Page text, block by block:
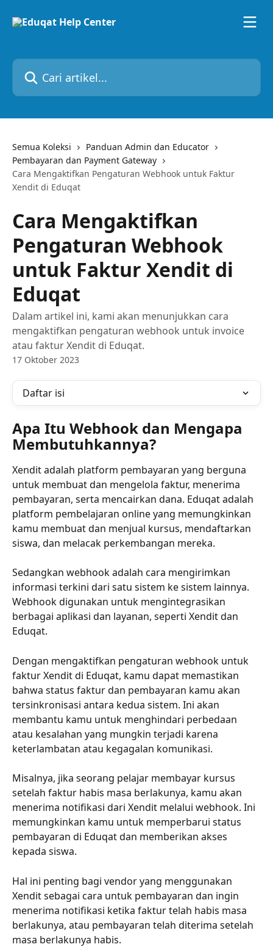
Cari artikel...
Semua Koleksi
Panduan Admin dan Educator
Pembayaran dan Payment Gateway
Cara Mengaktifkan Pengaturan Webhook untuk Faktur
Xendit di Eduqat
Cara Mengaktifkan
Pengaturan Webhook
untuk Faktur Xendit di
Eduqat
Dalam artikel ini, kami akan menunjukkan cara
mengaktifkan pengaturan webhook untuk invoice
atau faktur Xendit di Eduqat.
17 Oktober 2023
Daftar isi
Apa Itu Webhook dan Mengapa
Membutuhkannya?
Xendit adalah platform pembayaran yang berguna
untuk membuat dan mengelola faktur, menerima
pembayaran, serta mencairkan dana. Eduqat adalah
platform pembelajaran online yang memungkinkan
kamu membuat dan menjual kursus, mendaftarkan
siswa, dan melacak perkembangan mereka.
Sedangkan webhook adalah cara mengirimkan
informasi terkini dari satu sistem ke sistem lainnya.
Webhook digunakan untuk mengintegrasikan
berbagai aplikasi dan layanan, seperti Xendit dan
Eduqat.
Dengan mengaktifkan pengaturan webhook untuk
faktur Xendit di Eduqat, kamu dapat memastikan
bahwa status faktur dan pembayaran kamu akan
tersinkronisasi antara kedua sistem. Ini akan
membantu kamu untuk menghindari perbedaan
atau kesalahan yang mungkin terjadi karena
keterlambatan atau kegagalan komunikasi.
Misalnya, jika seorang pelajar membayar kursus
setelah faktur habis masa berlakunya, kamu akan
menerima notifikasi dari Xendit melalui webhook. Ini
memungkinkan kamu untuk memperbarui status
pembayaran di Eduqat dan memberikan akses
kepada siswa.
Hal ini penting bagi vendor yang menggunakan
Xendit sebagai cara untuk pembayaran dan ingin
menerima notifikasi ketika faktur telah habis masa
berlakunya, atau pembayaran telah diterima setelah
masa berlakunya habis.